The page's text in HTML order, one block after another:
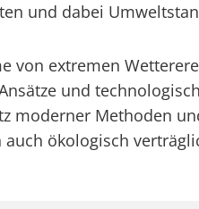
und dabei
von extremen
und
moderner Methoden
ökologisch